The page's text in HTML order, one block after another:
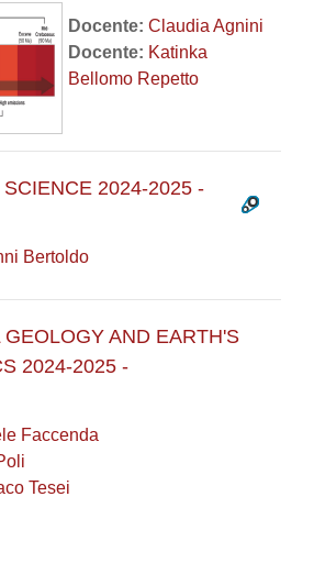
Docente: Claudia Agnini
Docente: Katinka
Bellomo Repetto
2024-2025 -
Bertoldo
AND EARTH'S
2024-2025 -
Faccenda
Tesei